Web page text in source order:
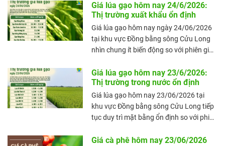
Giá lúa gạo hôm nay 24/6/2026:
Thị trường xuất khẩu ổn định
Giá lúa gạo hôm nay ngày 24/06/2026
tại khu vực Đồng bằng sông Cửu Long
nhìn chung ít biến động so với phiên giao
tương đối ổn định, trong khi thị trường
xuất khẩu tiếp tục duy trì mặt bằng giá
tích cực. Giá lúa tươi ít biến động, trong
khi giá gạo nguyên liệu và gạo xuất khẩu
tiếp tục giữ vững. giữ xu hướng ổn định.
Giá lúa gạo hôm nay 23/6/2026:
Thị trường trong nước ổn định
Giá lúa gạo hôm nay 23/06/2026 tại
khu vực Đồng bằng sông Cửu Long tiếp
tục duy trì mặt bằng ổn định so với phiên
chưa ghi nhận biến động đáng kể về giá
Giá cà phê hôm nay 23/06/2026